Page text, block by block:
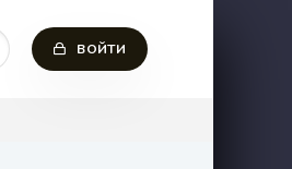
ВОЙТИ